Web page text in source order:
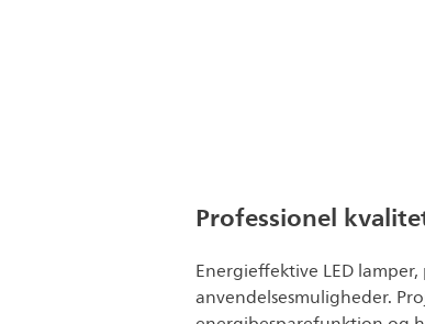
Professionel
Energieffektive LED
anvendelsesmuligheder.